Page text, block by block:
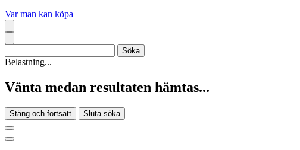
Var man kan köpa
Belastning...
Vänta medan resultaten hämtas...
Stäng och fortsätt Sluta söka